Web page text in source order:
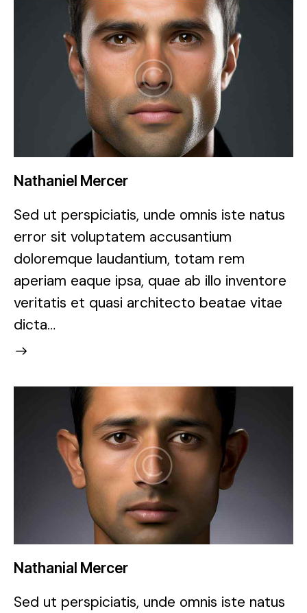
Nathaniel Mercer
Sed ut perspiciatis, unde omnis iste natus
error sit voluptatem accusantium
doloremque laudantium, totam rem
aperiam eaque ipsa, quae ab illo inventore
veritatis et quasi architecto beatae vitae
dicta…
Nathanial Mercer
Sed ut perspiciatis, unde omnis iste natus